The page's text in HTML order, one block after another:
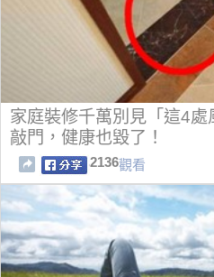
家庭裝修千萬別見「這4
敲門，健康也毀了！
2136觀看